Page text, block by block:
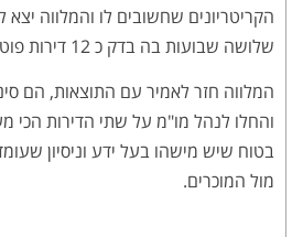
הקריטריונים שחשובים לו והמלווה
שלושה שבועות בה בדק כ 12 דירות פוטנציאליות בשלוש ערים.
המלווה חזר לאמיר עם התוצאות, הם
והחלו לנהל מו"מ על שתי הדירות הכי
בטוח שיש מישהו בעל ידע וניסיון
מול המוכרים.